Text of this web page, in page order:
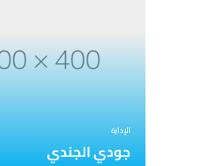
الإدارة
جودي الجندي